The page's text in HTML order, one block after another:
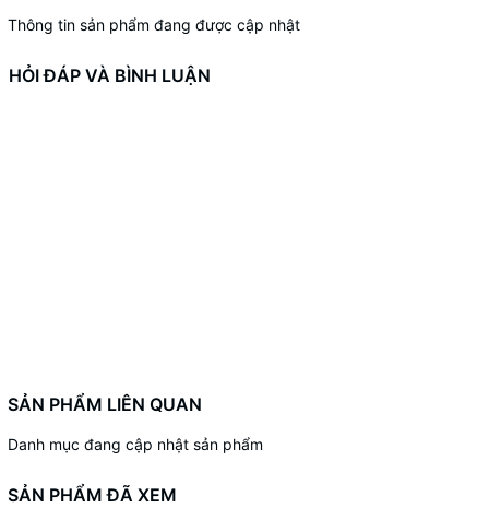
Thông tin sản phẩm đang được cập nhật
HỎI ĐÁP VÀ BÌNH LUẬN
SẢN PHẨM LIÊN QUAN
Danh mục đang cập nhật sản phẩm
SẢN PHẨM ĐÃ XEM